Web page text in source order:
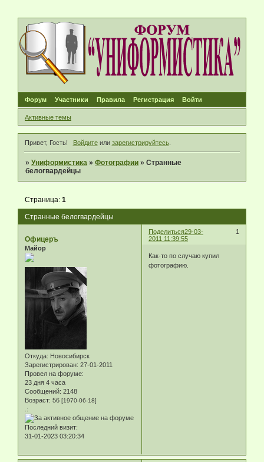
Форум Участники Правила Регистрация Войти
Активные темы
Привет, Гость! Войдитеили зарегистрируйтесь.
»Униформистика »Фотографии »Странные
белогвардейцы
Странные белогвардейцы
Страница:1
Поделиться 1
29-03-
2011 11:39:55
Офицеръ
Майор
Откуда: Новосибирск
Зарегистрирован: 27-01-2011
Провел на форуме:
23 дня 4 часа
Сообщений: 2148
Возраст: 56 [1970-06-18]
.:
Последний визит:
31-01-2023 03:20:34
Как-то по случаю купил
фотографию.